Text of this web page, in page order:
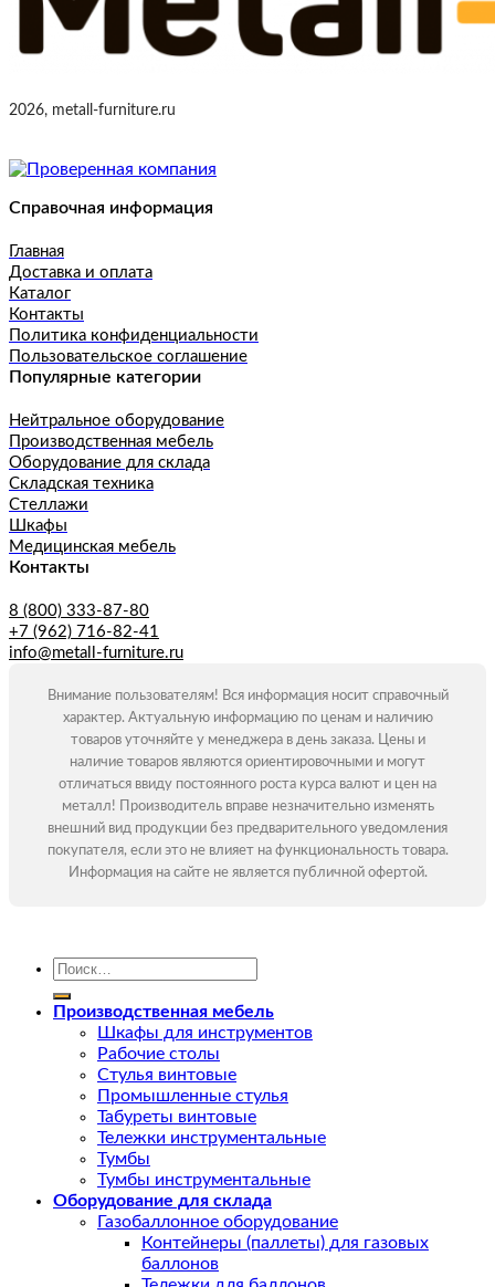
2026, metall-furniture.ru
Справочная информация
Главная
Доставка и оплата
Каталог
Контакты
Политика конфиденциальности
Пользовательское соглашение
Популярные категории
Нейтральное оборудование
Производственная мебель
Оборудование для склада
Складская техника
Стеллажи
Шкафы
Медицинская мебель
Контакты
8 (800) 333-87-80
+7 (962) 716-82-41
info@metall-furniture.ru
Внимание пользователям! Вся информация носит справочный
характер. Актуальную информацию по ценам и наличию
товаров уточняйте у менеджера в день заказа. Цены и
наличие товаров являются ориентировочными и могут
отличаться ввиду постоянного роста курса валют и цен на
металл! Производитель вправе незначительно изменять
внешний вид продукции без предварительного уведомления
покупателя, если это не влияет на функциональность товара.
Информация на сайте не является публичной офертой.
Искать:
Производственная мебель
Шкафы для инструментов
Рабочие столы
Стулья винтовые
Промышленные стулья
Табуреты винтовые
Тележки инструментальные
Тумбы
Тумбы инструментальные
Оборудование для склада
Газобаллонное оборудование
Контейнеры (паллеты) для газовых
баллонов